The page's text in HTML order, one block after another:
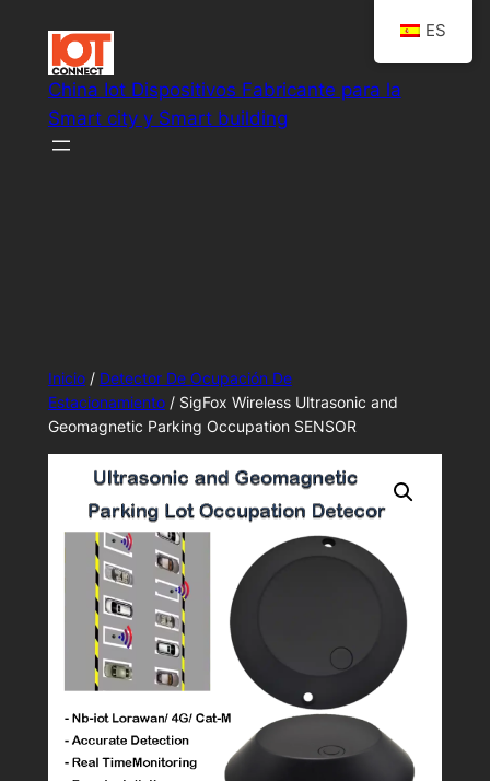
contenido
China Iot Dispositivos Fabricante para la
Smart city y Smart building
Inicio/ Detector De Ocupación De
Estacionamiento/ SigFox Wireless Ultrasonic and
Geomagnetic Parking Occupation SENSOR
ES